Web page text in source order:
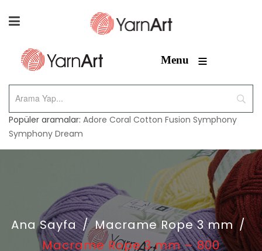
Menu ≡
Popüler aramalar: Adore Coral Cotton Fusion Symphony
Symphony Dream
Ana Sayfa / Macrame Rope 3 mm /
Macrame Rope 3 mm – 800